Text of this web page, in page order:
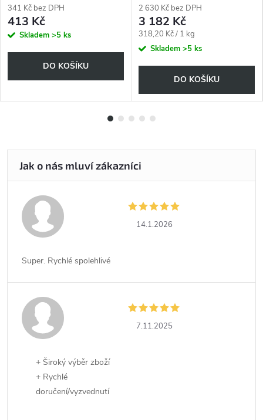
341 Kč bez DPH
413 Kč
Skladem >5 ks
DO KOŠÍKU
pro matné
2 630 Kč bez DPH
3 182 Kč
Měrná
cena:
318,20 Kč / 1 kg
Skladem >5 ks
DO KOŠÍKU
14.1.2026
Super. Rychlé spolehlivé
7.11.2025
+ Široký výběr zboží
+ Rychlé
doručení/vyzvednutí